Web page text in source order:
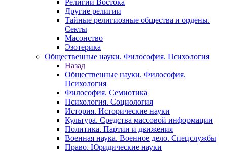
Религии Востока
Другие религии
Тайные религиозные общества и ордены.
Секты
Масонство
Эзотерика
Общественные науки. Философия. Психология
Назад
Общественные науки. Философия.
Психология
Философия. Семиотика
Психология. Социология
История. Исторические науки
Культура. Средства массовой информации
Политика. Партии и движения
Военная наука. Военное дело. Спецслужбы
Право. Юридические науки